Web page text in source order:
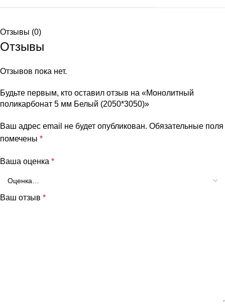
Отзывы (0)
Отзывы
Отзывов пока нет.
Будьте первым, кто оставил отзыв на «Монолитный
поликарбонат 5 мм Белый (2050*3050)»
Ваш адрес email не будет опубликован. Обязательные поля
помечены *
Ваша оценка *
Ваш отзыв *